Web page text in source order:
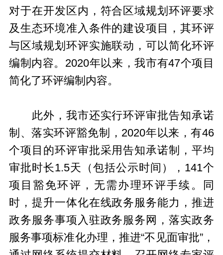
对于在开发区内，符合区域规划环评要求
及生态环境准入条件的建设项目，其环评
与区域规划环评实施联动，可以简化环评
编制内容。2020年以来，我市有47个项目
简化了环评编制内容。
此外，我市还实行环评审批告知承诺
制、落实环评豁免制，2020年以来，有46
个项目的环评审批采用告知承诺制，平均
审批时长1.5天（包括公示时间），141个
项目豁免环评，无需办理环评手续。同
时，提升一体化在线政务服务能力，推进
政务服务事项入驻政务服务网，落实政务
服务事项标准化办理，推进“不见面审批”，